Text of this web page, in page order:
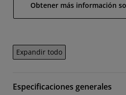
Obtener más información
Expandir todo
Especificaciones generales